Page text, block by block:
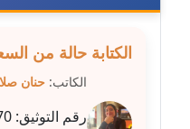
مدونة عبد
مدونة عبد
الكتابة حالة من
الكاتب: حنان
رقم التوثيق: